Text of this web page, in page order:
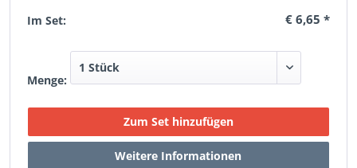
Im Set: € 6,65 *
Menge: